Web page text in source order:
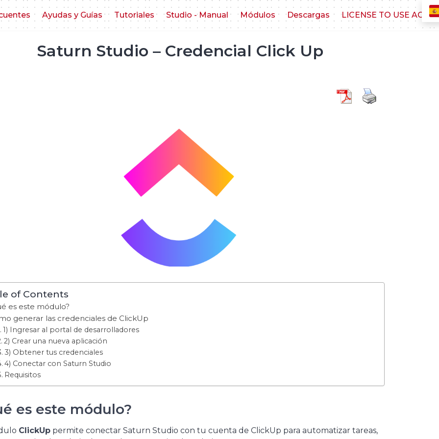
Ayudas y Guías Tutoriales Studio - Manual Módulos Descargas LICENSE TO USE
Saturn Studio – Credencial Click Up
of Contents
es este módulo?
generar las credenciales de ClickUp
1) Ingresar al portal de desarrolladores
2) Crear una nueva aplicación
3) Obtener tus credenciales
4) Conectar con Saturn Studio
Requisitos
es este módulo?
ClickUppermite conectar Saturn Studio con tu cuenta de ClickUp para automatizar tareas,